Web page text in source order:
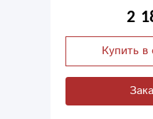
2
Купить в